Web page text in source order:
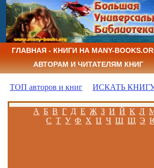
ГЛАВНАЯ - КНИГИ НА MANY-
АВТОРАМ И ЧИТАТЕЛЯМ КНИГ
ТОП авторов и книг ИСКАТЬ
А Б В Г Д Е Ж З И Й К Л
С Т У Ф Х Ц Ч Ш Щ Э